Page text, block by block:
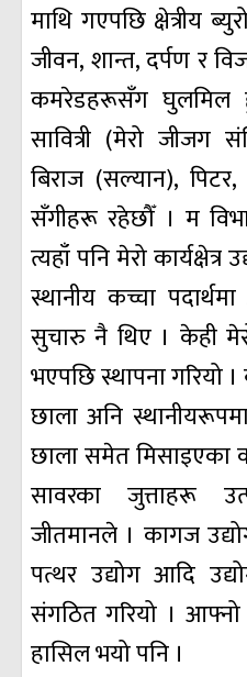
माथि गएपछि क्षेत्रीय
जीवन, शान्त, दर्पण र
कमरेडहरूसँग घुलमिल
सावित्री (मेरो जीजग
बिराज (सल्यान),
सँगीहरू रहेछौँ । म
त्यहाँ पनि मेरो कार्यक्षेत्र
स्थानीय कच्चा
सुचारु नै थिए । केही
भएपछि स्थापना गरियो ।
छाला अनि
छाला समेत मिसाइएका
सावरका जुत्ताहरू
जीतमानले । कागज
पत्थर उद्योग आदि
संगठित गरियो । आफ्नो
हासिल भयो पनि ।